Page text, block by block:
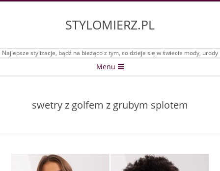
STYLOMIERZ.PL
Najlepsze stylizacje, bądź na bieżąco z tym, co dzieje się w świecie mody, urody
Menu
swetry z golfem z grubym splotem